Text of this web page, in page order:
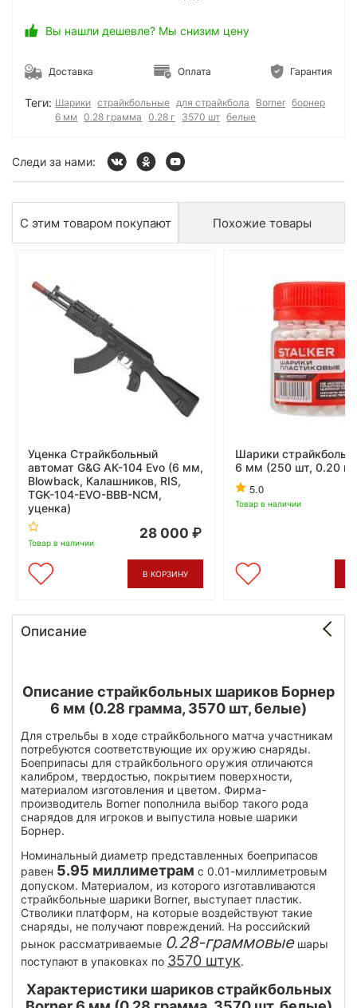
Вы нашли дешевле? Мы снизим цену
Доставка Оплата Гарантия
Теги: Шарики страйкбольные для страйкбола Borner борнер
6 мм
0.28 грамма 0.28 г 3570 шт белые
Следи за нами:
С этим товаром покупают Похожие товары
Уценка Страйкбольный
автомат G&G АК-104 Evo (6 мм,
Blowback, Калашников, RIS,
TGK-104-EVO-BBB-NCM,
уценка)
Товар в наличии
28 000
В КОРЗИНУ
Шарики
6 мм (250 шт, 0.20 г,
5.0
Товар в наличии
Описание
Описание страйкбольных шариков Борнер
6 мм (0.28 грамма, 3570 шт, белые)
Для стрельбы в ходе страйкбольного матча участникам
потребуются соответствующие их оружию снаряды.
Боеприпасы для страйкбольного оружия отличаются
калибром, твердостью, покрытием поверхности,
материалом изготовления и цветом. Фирма-
производитель Borner пополнила выбор такого рода
снарядов для игроков и выпустила новые шарики
Борнер.
Номинальный диаметр представленных боеприпасов
равен 5.95 миллиметрам с 0.01-миллиметровым
допуском. Материалом, из которого изготавливаются
страйкбольные шарики Borner, выступает пластик.
Стволики платформ, на которые воздействуют такие
снаряды, не получают повреждений. На российский
рынок рассматриваемые 0.28-граммовыешары
поступают в упаковках по 3570 штук.
Характеристики шариков страйкбольных